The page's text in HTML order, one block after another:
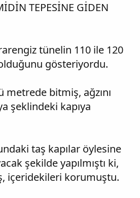
TEPESİNE GİDEN
tünelin 110 ile 120
gösteriyordu.
metrede bitmiş, ağzını
şeklindeki kapıya
taş kapılar öylesine
şekilde yapılmıştı ki,
içeridekileri korumuştu.